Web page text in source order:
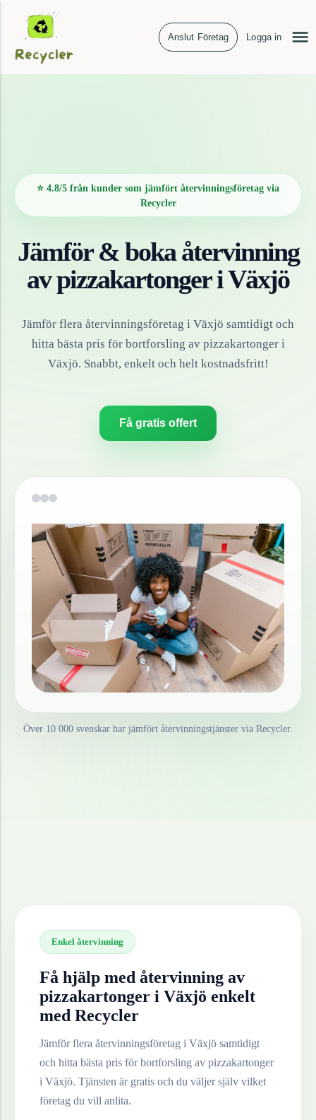
Anslut Företag Logga in
⭐ 4.8/5 från kunder som jämfört återvinningsföretag via
Recycler
Jämför & boka återvinning
avpizzakartongeriVäxjö
Jämför flera återvinningsföretag i Växjö samtidigt och
hitta bästa pris för bortforsling av pizzakartongeri
Växjö. Snabbt, enkelt och helt kostnadsfritt!
Få gratis offert
Över 10 000 svenskar har jämfört återvinningstjänster via Recycler.
Enkel återvinning
Få hjälp med återvinning av
pizzakartonger i Växjö enkelt
med Recycler
Jämför flera återvinningsföretag i Växjö samtidigt
och hitta bästa pris för bortforsling av pizzakartonger
i Växjö. Tjänsten är gratis och du väljer själv vilket
företag du vill anlita.